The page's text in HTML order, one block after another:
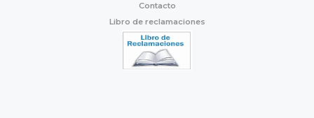
Contacto
Libro de reclamaciones